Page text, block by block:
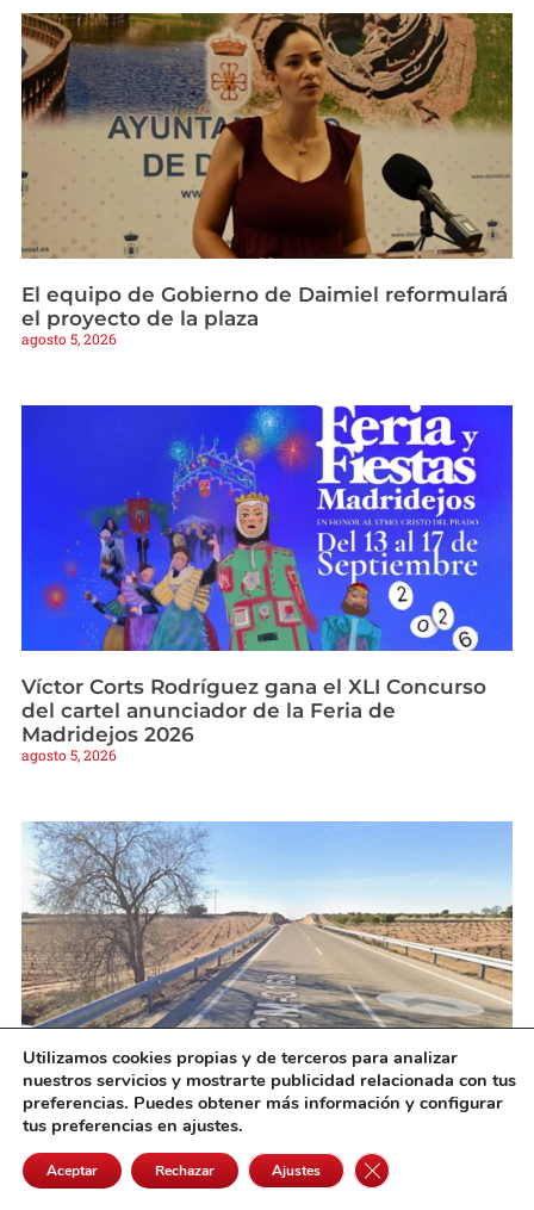
El equipo de Gobierno de Daimiel reformulará
el proyecto de la plaza
agosto 5, 2026
Víctor Corts Rodríguez gana el XLI Concurso
del cartel anunciador de la Feria de
Madridejos 2026
agosto 5, 2026
El Gobierno regional estabilizará el talud de la
CM-3162 en Miguel Esteban
Utilizamos cookies propias y de terceros para analizar
nuestros servicios y mostrarte publicidad relacionada con tus
preferencias. Puedes obtener más información y configurar
tus preferencias en ajustes.
Aceptar Rechazar Ajustes Cerrar el banner de